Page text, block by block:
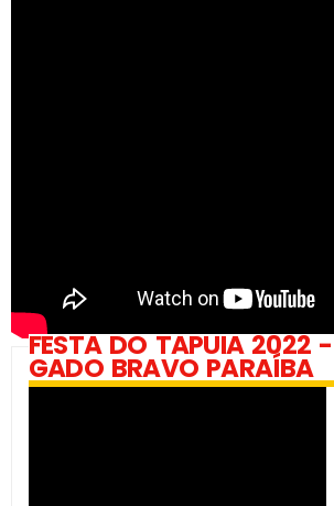
FESTA DO TAPUIA 2022 -
GADO BRAVO PARAÍBA